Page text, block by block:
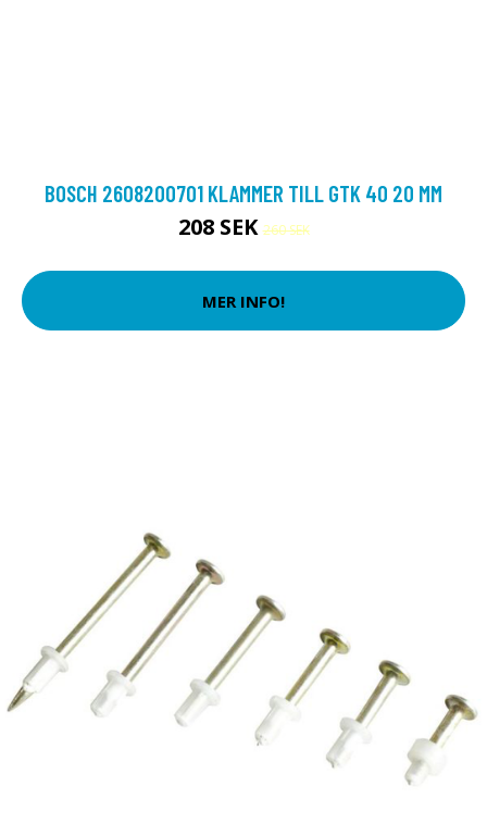
BOSCH 2608200701 KLAMMER TILL GTK 40 20 MM
208 SEK260 SEK
MER INFO!